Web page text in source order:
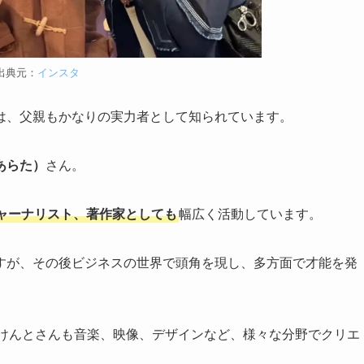
典元： インスタ
父親もかなりの実力者として知られています。
た） さん。
ーナリスト、著作家としても幅広く活動しています。
、その後ビジネスの世界で頭角を現し、多方面で才能を発
とさんも音楽、映像、デザインなど、様々な分野でクリエ